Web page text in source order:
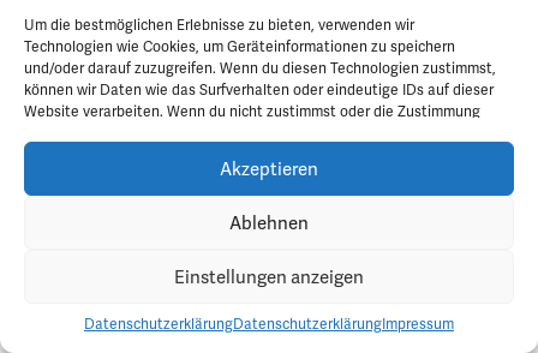
Um die bestmöglichen Erlebnisse zu bieten, verwenden wir
Technologien wie Cookies, um Geräteinformationen zu speichern
und/oder darauf zuzugreifen. Wenn du diesen Technologien zustimmst,
können wir Daten wie das Surfverhalten oder eindeutige IDs auf dieser
Website verarbeiten. Wenn du nicht zustimmst oder die Zustimmung
Akzeptieren
Ablehnen
Einstellungen anzeigen
DatenschutzerklärungDatenschutzerklärungImpressum
Partyanmeldung